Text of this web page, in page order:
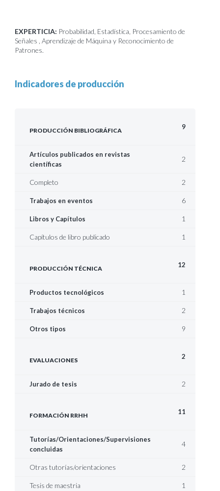
EXPERTICIA: Probabilidad, Estadística, Procesamiento de
Señales , Aprendizaje de Máquina y Reconocimiento de
Patrones.
Indicadores de producción
PRODUCCIÓN BIBLIOGRÁFICA 9
Artículos publicados en revistas
científicas
2
Completo 2
Trabajos en eventos 6
Libros y Capítulos 1
Capítulos de libro publicado 1
PRODUCCIÓN TÉCNICA 12
Productos tecnológicos 1
Trabajos técnicos 2
Otros tipos 9
EVALUACIONES 2
Jurado de tesis 2
FORMACIÓN RRHH 11
Tutorías/Orientaciones/Supervisiones
concluidas
4
Otras tutorías/orientaciones 2
Tesis de maestria 1